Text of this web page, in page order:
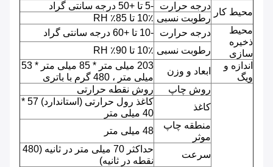
محیط کار
درجه حرارت
-5 تا +50 درجه سانتی گراد
رطوبت نسبی 10٪ تا 85٪ RH
محیط
ذخیره
سازی
درجه حرارت
-10 تا +60 درجه سانتی گراد
رطوبت نسبی 10٪ تا 90٪ RH
اندازه و
ویگ
ابعاد و وزن
203 میلی متر * 85 میلی متر * 53
میلی متر ، 480 گرم با باتری
روش چاپ
روش نقطه حرارتی
کاغذ
کاغذ رول حرارتی (استاندارد) 57 *
40 میلی متر
منطقه چاپ
موثر
48 میلی متر
سرعت
حداکثر 70 میلی متر در ثانیه (480
نقطه در ثانیه)